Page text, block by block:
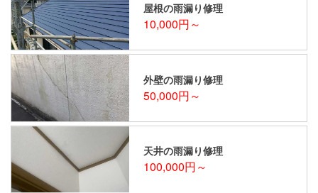
屋根の雨漏り修理
10,000円～
外壁の雨漏り修理
50,000円～
天井の雨漏り修理
100,000円～